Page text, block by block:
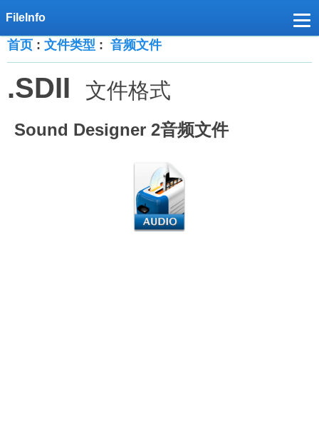
首页 : 文件类型 : 音频文件
.SDII 文件格式
Sound Designer 2音频文件